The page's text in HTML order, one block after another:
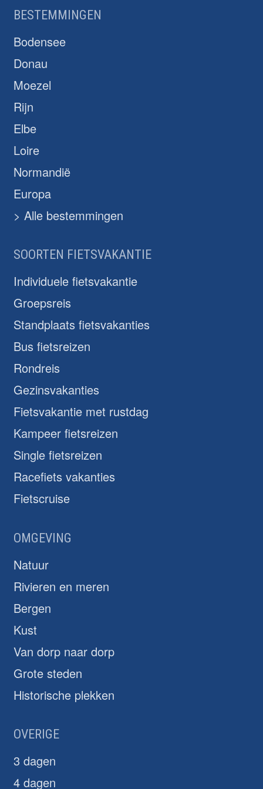
BESTEMMINGEN
Bodensee
Donau
Moezel
Rijn
Elbe
Loire
Normandië
Europa
> Alle bestemmingen
SOORTEN FIETSVAKANTIE
Individuele fietsvakantie
Groepsreis
Standplaats fietsvakanties
Bus fietsreizen
Rondreis
Gezinsvakanties
Fietsvakantie met rustdag
Kampeer fietsreizen
Single fietsreizen
Racefiets vakanties
Fietscruise
OMGEVING
Natuur
Rivieren en meren
Bergen
Kust
Van dorp naar dorp
Grote steden
Historische plekken
OVERIGE
3 dagen
4 dagen